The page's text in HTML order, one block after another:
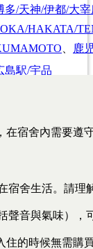
多/天神/伊都/大宰
HAKATA/
鹿
島駅/宇品